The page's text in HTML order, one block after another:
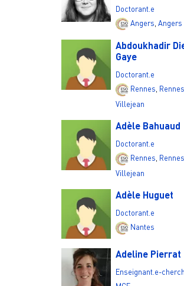
Doctorant.e
Angers ,Angers
Abdoukhadir
Gaye
Doctorant.e
Rennes,
Villejean
Adèle Bahuaud
Doctorant.e
Rennes
Villejean
Adèle Huguet
Doctorant.e
Nantes
Adeline Pierrat
Enseignant.e-